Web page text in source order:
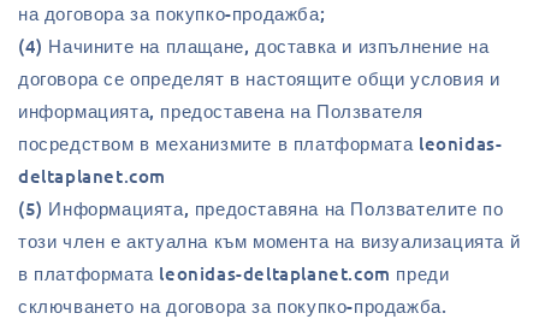
на договора за покупко-продажба;
(4) Начините на плащане, доставка и изпълнение на
договора се определят в настоящите общи условия и
информацията, предоставена на Ползвателя
посредством в механизмите в платформата leonidas-
deltaplanet.com
(5) Информацията, предоставяна на Ползвателите по
този член е актуална към момента на визуализацията й
в платформата leonidas-deltaplanet.com преди
сключването на договора за покупко-продажба.